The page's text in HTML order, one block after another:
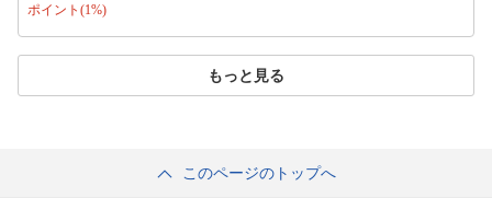
ポイント(1%)
もっと見る
このページのトップへ